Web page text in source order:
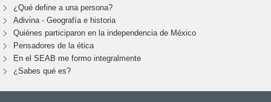
¿Qué define a una persona?
Adivina - Geografía e historia
Quiénes participaron en la independencia de México
Pensadores de la ética
En el SEAB me formo integralmente
¿Sabes qué es?